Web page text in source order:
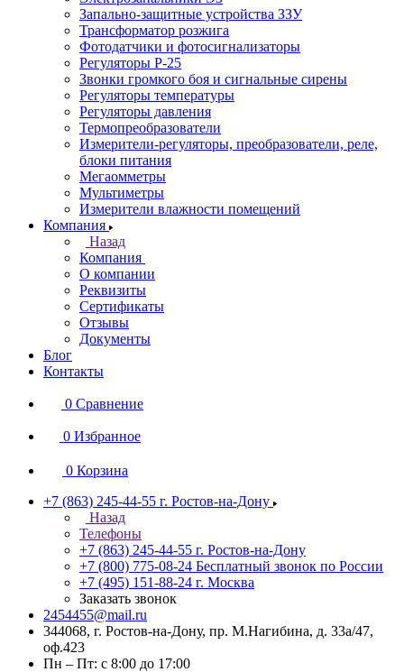
Запально-защитные устройства ЗЗУ
Трансформатор розжига
Фотодатчики и фотосигнализаторы
Регуляторы Р-25
Звонки громкого боя и сигнальные сирены
Регуляторы температуры
Регуляторы давления
Термопреобразователи
Измерители-регуляторы, преобразователи, реле,
блоки питания
Мегаомметры
Мультиметры
Измерители влажности помещений
Компания
Назад
Компания
О компании
Реквизиты
Сертификаты
Отзывы
Документы
Блог
Контакты
0 Сравнение
0 Избранное
0 Корзина
+7 (863) 245-44-55 г. Ростов-на-Дону
Назад
Телефоны
+7 (863) 245-44-55 г. Ростов-на-Дону
+7 (800) 775-08-24 Бесплатный звонок по России
+7 (495) 151-88-24 г. Москва
Заказать звонок
2454455@mail.ru
344068, г. Ростов-на-Дону, пр. М.Нагибина, д. 33а/47,
оф.423
Пн – Пт: с 8:00 до 17:00